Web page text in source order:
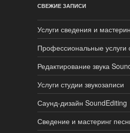
СВЕЖИЕ ЗАПИСИ
Услуги сведения и
Профессиональные услуги
Редактирование звука
Услуги студии звукозаписи
Саунд-дизайн SoundEditing
Сведение и мастеринг